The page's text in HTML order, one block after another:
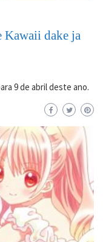
Kawaii dake ja
9 de abril deste ano.